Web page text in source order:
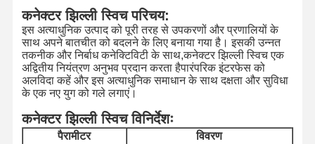
कनेक्टर झिल्ली स्विच परिचय:
इस अत्याधुनिक उत्पाद को पूरी तरह से उपकरणों और प्रणालियों के
साथ अपने बातचीत को बदलने के लिए बनाया गया है। इसकी उन्नत
तकनीक और निर्बाध कनेक्टिविटी के साथ,कनेक्टर झिल्ली स्विच एक
अद्वितीय नियंत्रण अनुभव प्रदान करता हैपारंपरिक इंटरफेस को
अलविदा कहें और इस अत्याधुनिक समाधान के साथ दक्षता और सुविधा
के एक नए युग को गले लगाएं।
कनेक्टर झिल्ली स्विच विनिर्देशः
पैरामीटर
विवरण